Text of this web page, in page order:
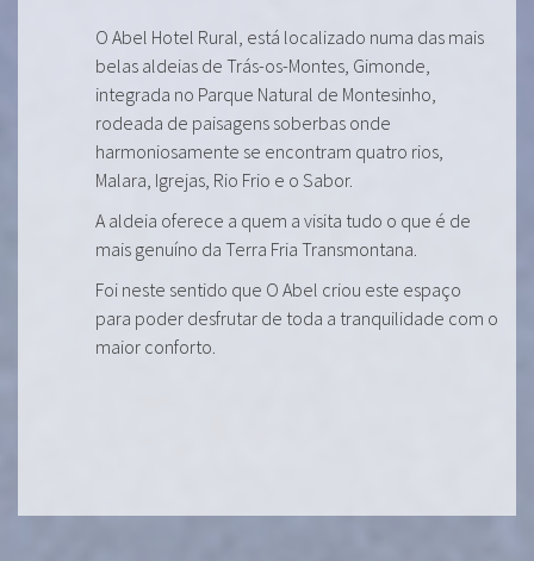
O Abel Hotel Rural, está localizado numa das mais
belas aldeias de Trás-os-Montes, Gimonde,
integrada no Parque Natural de Montesinho,
rodeada de paisagens soberbas onde
harmoniosamente se encontram quatro rios,
Malara, Igrejas, Rio Frio e o Sabor.
A aldeia oferece a quem a visita tudo o que é de
mais genuíno da Terra Fria Transmontana.
Foi neste sentido que O Abel criou este espaço
para poder desfrutar de toda a tranquilidade com o
maior conforto.